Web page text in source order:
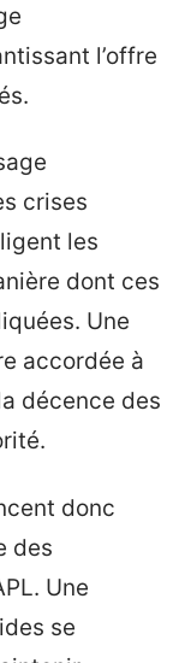
l’offre
crises
les
dont ces
Une
accordée à
décence des
donc
des
Une
se